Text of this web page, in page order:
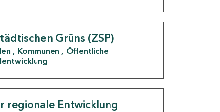
Grüns (ZSP)
Kommunen
Öffentliche
regionale Entwicklung